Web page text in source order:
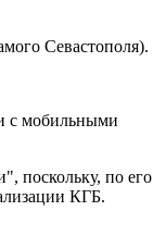
Севастополя).
с мобильными
поскольку, по его
КГБ.